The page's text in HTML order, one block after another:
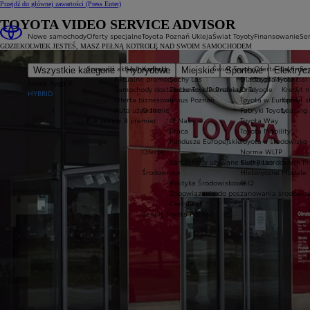
Przejdź do głównej zawartości (Press Enter)
Nowe samochody
Wszystkie kategorie Hybrydowe Miejskie Sportowe
HYBRID
Oferty specjalne
Sprawdź aktualne oferty
Aktualne promocje
Samochody dostawcze Toyota Professional
Oferta biznesowa
Auta używane
Rok potęgi 8 premier
Toyota Poznań Ukleja
Kontakt
Suchy Las
Złotkowo k/Poznania
Lexus Poznań
O firmie
O Nas
Praca
Fundusze Europejskie
Oferta
Samochody używane Suchy Las
Środowisko
Polityka Środowiskowa
Zobowiązanie do poszanowania
Certyfikat
Serwis Toyota Poznań
Świat Toyoty
Świat Toyoty
Dlaczego Toyota?
O Toyocie
Toyota w Europie
Fabryki Toyoty
Toyota Way
Toyota Mobility
Toyota a środowisko
Norma WLTP
Klub Rekordowych
Historyczne Modele
FAQ
Finansowanie
Oferta dla firm
Toyota Financial
Kredyt
Kredyt
Leasing
TOYOTA VIDEO SERVICE ADVISOR
GDZIEKOLWIEK JESTEŚ, MASZ PEŁNĄ KOTROLĘ NAD SWOIM SAMOCHODEM